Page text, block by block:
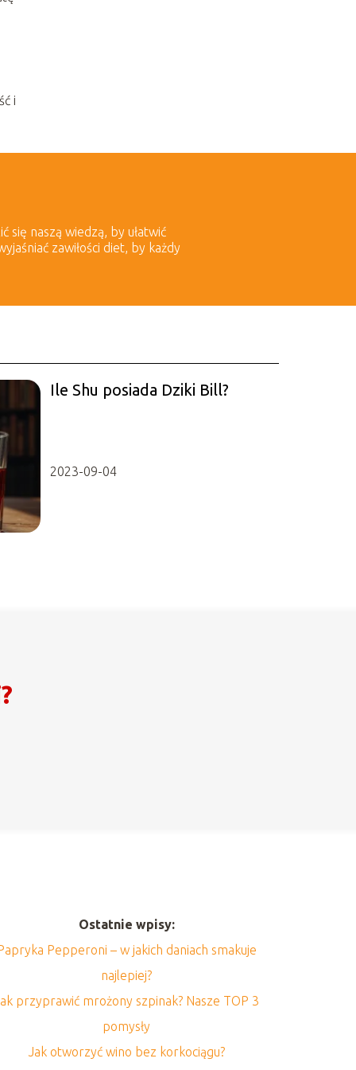
i
się naszą wiedzą, by ułatwić
zawiłości diet, by każdy
Ile Shu posiada Dziki Bill?
2023-09-04
Ostatnie wpisy:
Pepperoni – w jakich daniach smakuje
najlepiej?
przyprawić mrożony szpinak? Nasze TOP 3
pomysły
Jak otworzyć wino bez korkociągu?